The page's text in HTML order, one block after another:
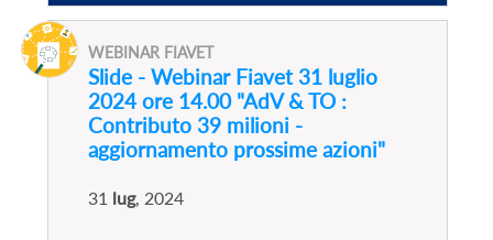
WEBINAR FIAVET
Slide - Webinar Fiavet 31 luglio
2024 ore 14.00 "AdV & TO :
Contributo 39 milioni -
aggiornamento prossime azioni"
31 lug, 2024